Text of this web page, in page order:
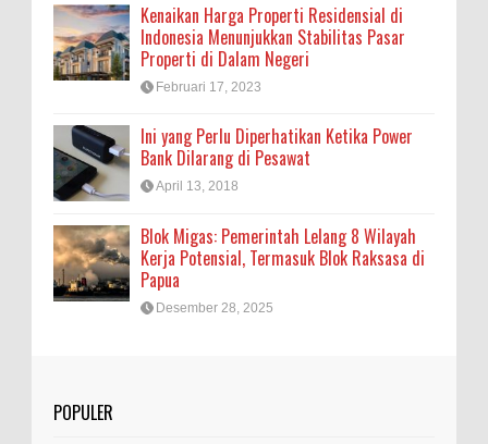
Kenaikan Harga Properti Residensial di
Indonesia Menunjukkan Stabilitas Pasar
Properti di Dalam Negeri
Februari 17, 2023
Ini yang Perlu Diperhatikan Ketika Power
Bank Dilarang di Pesawat
April 13, 2018
Blok Migas: Pemerintah Lelang 8 Wilayah
Kerja Potensial, Termasuk Blok Raksasa di
Papua
Desember 28, 2025
POPULER